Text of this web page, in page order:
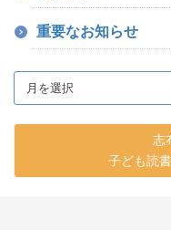
重要なお知らせ
志
子ども読